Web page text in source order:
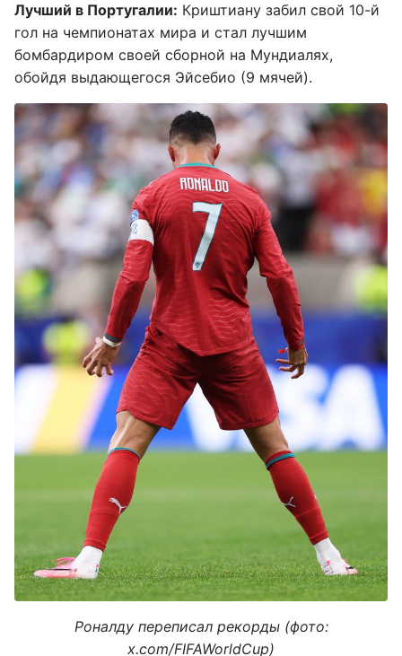
Лучший в Португалии: Криштиану забил свой 10-й
гол на чемпионатах мира и стал лучшим
бомбардиром своей сборной на Мундиалях,
обойдя выдающегося Эйсебио (9 мячей).
Роналду переписал рекорды (фото:
x.com/FIFAWorldCup)